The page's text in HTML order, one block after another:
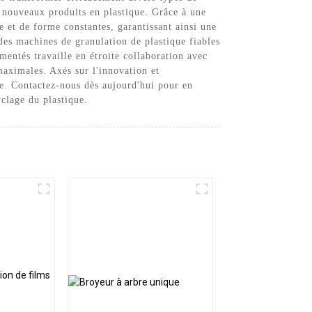
produits en plastique. Grâce à une
de forme constantes, garantissant ainsi une
machines de granulation de plastique fiables
travaille en étroite collaboration avec
Axés sur l'innovation et
nous dès aujourd'hui pour en
du plastique.